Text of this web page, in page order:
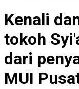
Kenali
tokoh
dari
MUI